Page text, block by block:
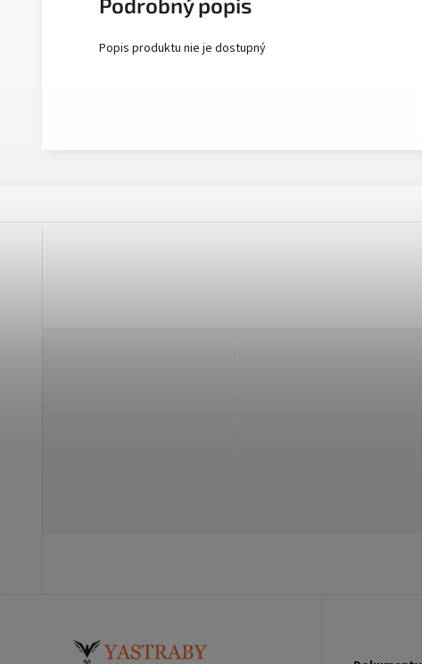
Popis produktu nie je dostupný